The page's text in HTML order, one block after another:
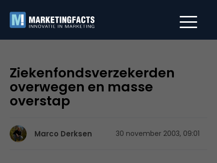
Ziekenfondsverzekerden
overwegen en masse
overstap
Marco Derksen 30 november 2003, 09:01